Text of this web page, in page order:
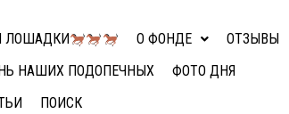
ЛОШАДКИ О ФОНДЕ
ОТЗЫВЫ
НАШИХ ПОДОПЕЧНЫХ
ФОТО ДНЯ
ПОИСК